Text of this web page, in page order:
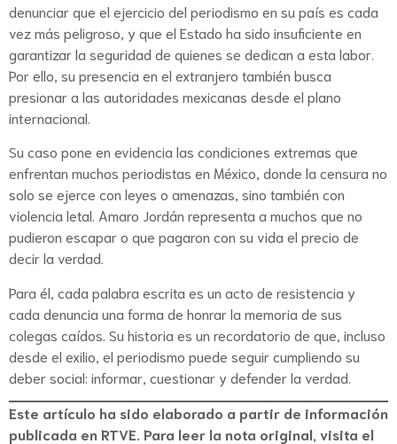
denunciar que el ejercicio del periodismo en su país es cada
vez más peligroso, y que el Estado ha sido insuficiente en
garantizar la seguridad de quienes se dedican a esta labor.
Por ello, su presencia en el extranjero también busca
presionar a las autoridades mexicanas desde el plano
internacional.
Su caso pone en evidencia las condiciones extremas que
enfrentan muchos periodistas en México, donde la censura no
solo se ejerce con leyes o amenazas, sino también con
violencia letal. Amaro Jordán representa a muchos que no
pudieron escapar o que pagaron con su vida el precio de
decir la verdad.
Para él, cada palabra escrita es un acto de resistencia y
cada denuncia una forma de honrar la memoria de sus
colegas caídos. Su historia es un recordatorio de que, incluso
desde el exilio, el periodismo puede seguir cumpliendo su
deber social: informar, cuestionar y defender la verdad.
Este artículo ha sido elaborado a partir de información
publicada en RTVE . Para leer la nota original, visita el